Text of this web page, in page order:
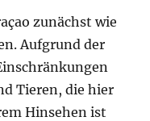
zunächst wie
Aufgrund der
Tieren, die hier
Hinsehen ist